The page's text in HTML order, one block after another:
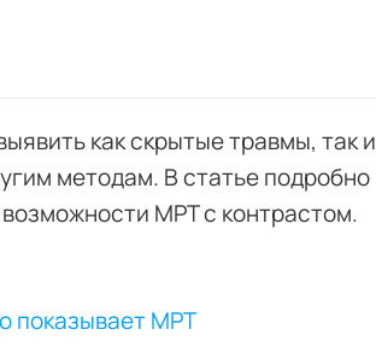
как скрытые травмы, так и
методам. В статье подробно
МРТ с контрастом.
показывает МРТ